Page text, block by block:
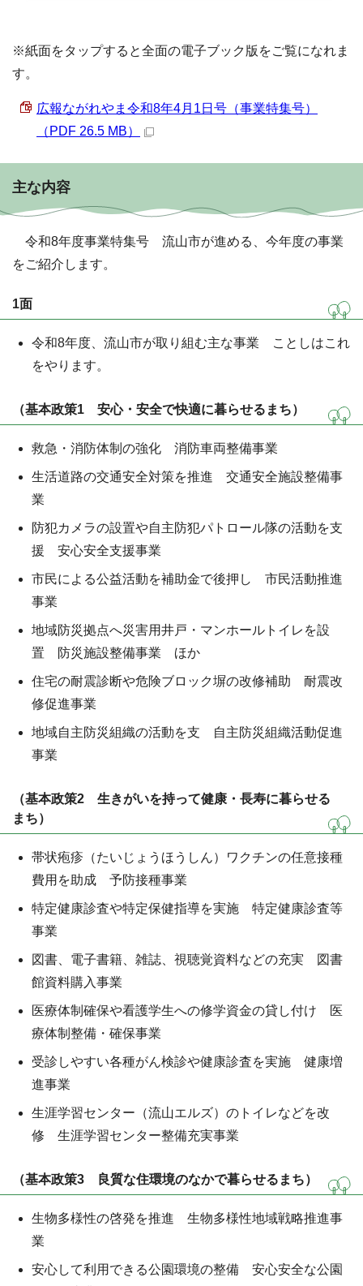
※紙面をタップすると全面の電子ブック版をご覧になれま
す。
広報ながれやま令和8年4月1日号（事業特集号）
（PDF 26.5 MB）
主な内容
令和8年度事業特集号 流山市が進める、今年度の事業
をご紹介します。
1面
令和8年度、流山市が取り組む主な事業 ことしはこれ
をやります。
（基本政策1 安心・安全で快適に暮らせるまち）
救急・消防体制の強化 消防車両整備事業
生活道路の交通安全対策を推進 交通安全施設整備事
業
防犯カメラの設置や自主防犯パトロール隊の活動を支
援 安心安全支援事業
市民による公益活動を補助金で後押し 市民活動推進
事業
地域防災拠点へ災害用井戸・マンホールトイレを設
置 防災施設整備事業 ほか
住宅の耐震診断や危険ブロック塀の改修補助 耐震改
修促進事業
地域自主防災組織の活動を支 自主防災組織活動促進
事業
（基本政策2 生きがいを持って健康・長寿に暮らせる
まち）
帯状疱疹（たいじょうほうしん）ワクチンの任意接種
費用を助成 予防接種事業
特定健康診査や特定保健指導を実施 特定健康診査等
事業
図書、電子書籍、雑誌、視聴覚資料などの充実 図書
館資料購入事業
医療体制確保や看護学生への修学資金の貸し付け 医
療体制整備・確保事業
受診しやすい各種がん検診や健康診査を実施 健康増
進事業
生涯学習センター（流山エルズ）のトイレなどを改
修 生涯学習センター整備充実事業
（基本政策3 良質な住環境のなかで暮らせるまち）
生物多様性の啓発を推進 生物多様性地域戦略推進事
業
安心して利用できる公園環境の整備 安心安全な公園